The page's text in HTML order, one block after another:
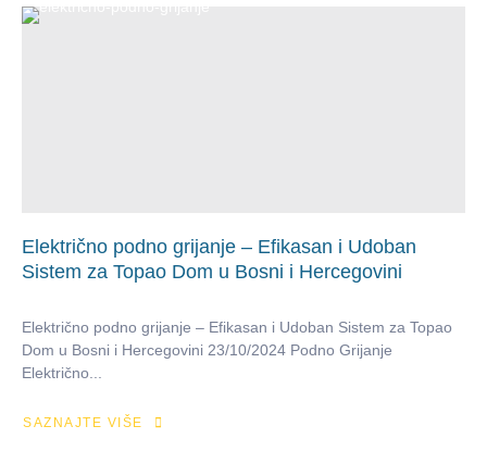
Električno podno grijanje – Efikasan i Udoban
Sistem za Topao Dom u Bosni i Hercegovini
Električno podno grijanje – Efikasan i Udoban Sistem za Topao
Dom u Bosni i Hercegovini 23/10/2024 Podno Grijanje
Električno...
SAZNAJTE VIŠE